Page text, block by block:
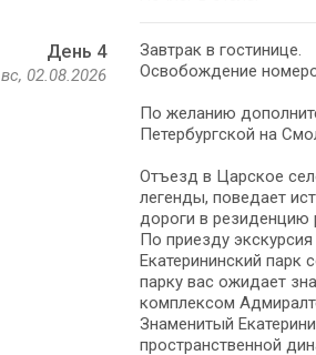
День 4
вс, 02.08.2026
Завтрак в гостинице.
Освобождение
По желанию
Петербургской на
Отъезд в Царское
легенды, поведает
дороги в резиденцию
По приезду
Екатерининский парк
парку вас ожидает
комплексом
Знаменитый
пространственной